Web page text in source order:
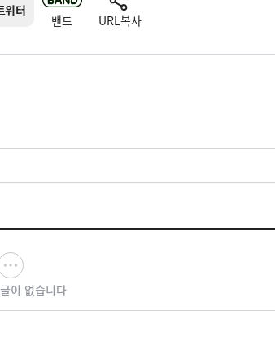
위터
밴드 URL복사
이 없습니다